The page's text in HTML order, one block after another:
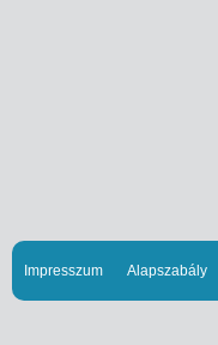
Impresszum Alapszabály